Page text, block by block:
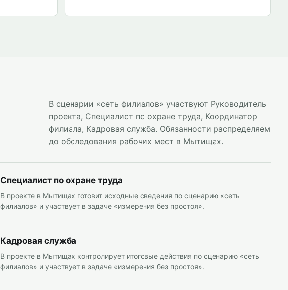
В сценарии «сеть филиалов» участвуют Руководитель
проекта, Специалист по охране труда, Координатор
филиала, Кадровая служба. Обязанности распределяем
до обследования рабочих мест в Мытищах.
Специалист по охране труда
В проекте в Мытищах готовит исходные сведения по сценарию «сеть
филиалов» и участвует в задаче «измерения без простоя».
Кадровая служба
В проекте в Мытищах контролирует итоговые действия по сценарию «сеть
филиалов» и участвует в задаче «измерения без простоя».